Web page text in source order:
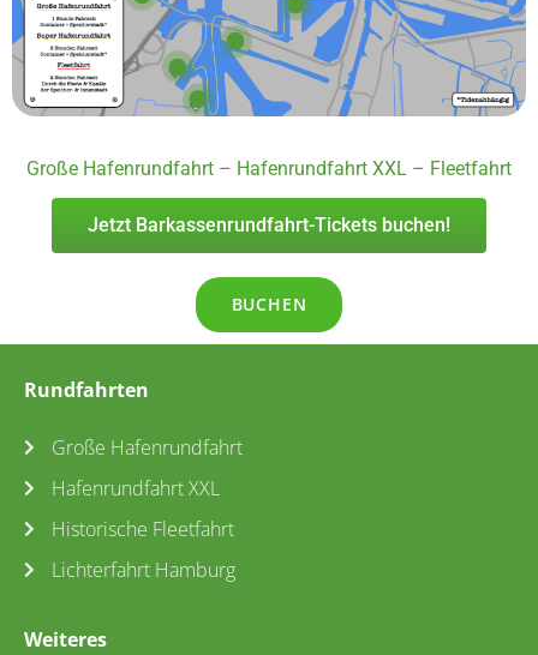
Große Hafenrundfahrt – Hafenrundfahrt XXL – Fleetfahrt
Jetzt Barkassenrundfahrt-Tickets buchen!
BUCHEN
Rundfahrten
Große Hafenrundfahrt
Hafenrundfahrt XXL
Historische Fleetfahrt
Lichterfahrt Hamburg
Weiteres